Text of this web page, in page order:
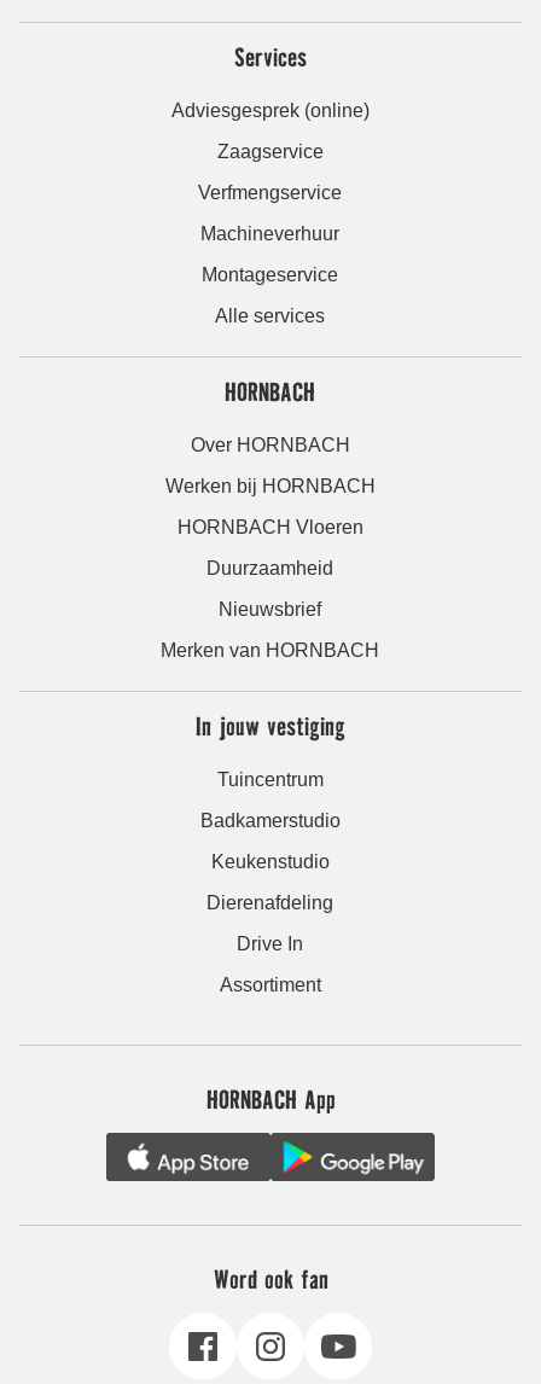
Services
Adviesgesprek (online)
Zaagservice
Verfmengservice
Machineverhuur
Montageservice
Alle services
HORNBACH
Over HORNBACH
Werken bij HORNBACH
HORNBACH Vloeren
Duurzaamheid
Nieuwsbrief
Merken van HORNBACH
In jouw vestiging
Tuincentrum
Badkamerstudio
Keukenstudio
Dierenafdeling
Drive In
Assortiment
HORNBACH App
Word ook fan